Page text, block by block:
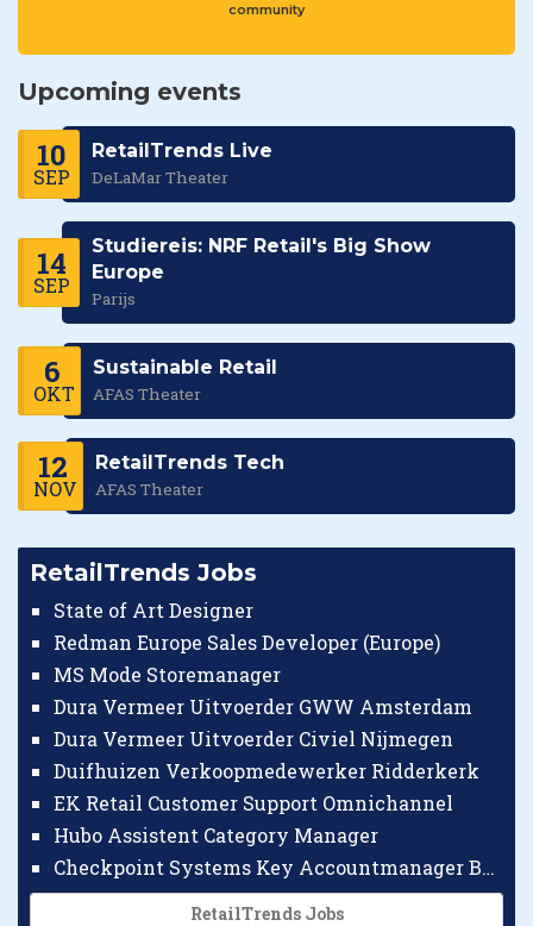
community
Upcoming events
10
SEP
RetailTrends Live
DeLaMar Theater
14
SEP
Studiereis: NRF Retail's Big Show
Europe
Parijs
6
OKT
Sustainable Retail
AFAS Theater
12
NOV
RetailTrends Tech
AFAS Theater
RetailTrends Jobs
State of Art Designer
Redman Europe Sales Developer (Europe)
MS Mode Storemanager
Dura Vermeer Uitvoerder GWW Amsterdam
Dura Vermeer Uitvoerder Civiel Nijmegen
Duifhuizen Verkoopmedewerker Ridderkerk
EK Retail Customer Support Omnichannel
Hubo Assistent Category Manager
Checkpoint Systems Key Accountmanager Benelux
RetailTrends Jobs